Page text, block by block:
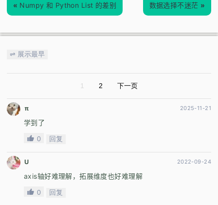
« Numpy 和 Python List 的差别 数据选择不迷茫 »
⇌ 展示最早
1 2 下一页
π 2025-11-21
学到了
0 回复
U 2022-09-24
axis轴好难理解，拓展维度也好难理解
0 回复